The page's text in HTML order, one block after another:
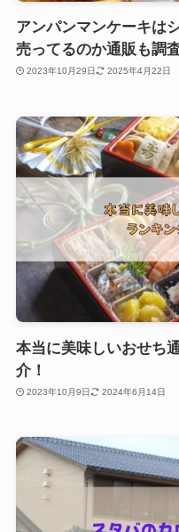
アンパンマンケーキは
売ってるのか通販も調
2023年10月29日 2025年4月22日
本当に美味しいおせち
介！
2023年10月9日 2024年6月14日